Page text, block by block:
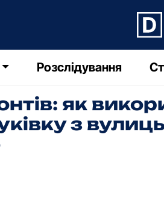
Розслідування
як
з вулиць